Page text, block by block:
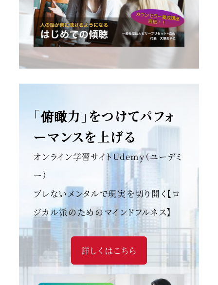
「俯瞰力」をつけてパフォ
ーマンスを上げる
オンライン学習サイトUdemy（ユーデミ
ー）
ブレないメンタルで現実を切り開く【ロ
ジカル派のためのマインドフルネス】
詳しくはこちら